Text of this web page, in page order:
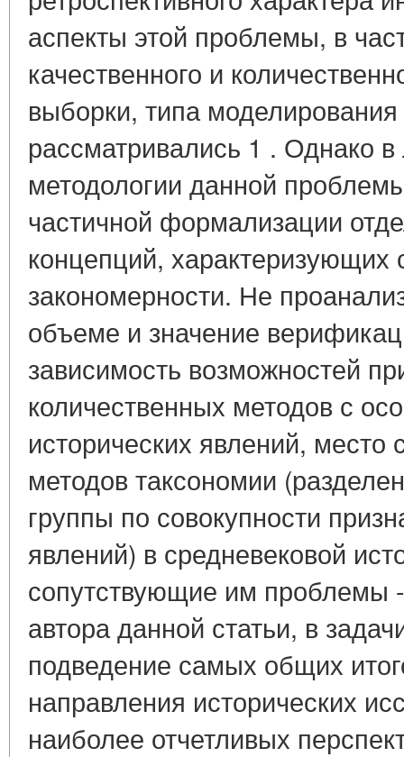
аспекты этой проблемы, в
качественного и
выборки, типа
рассматривались 1 . Однако в
методологии данной
частичной формализации
концепций, характеризующих
закономерности. Не
объеме и значение
зависимость возможностей
количественных методов с
исторических явлений, место
методов таксономии
группы по совокупности
явлений) в средневековой
сопутствующие им проблемы
автора данной статьи, в
подведение самых общих
направления исторических
наиболее отчетливых